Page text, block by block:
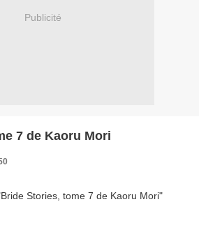
Publicité
7 de Kaoru Mori